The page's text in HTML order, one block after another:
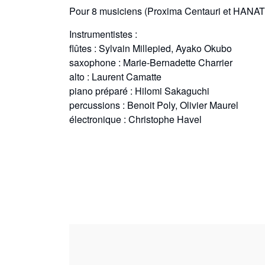
Pour 8 musiciens (Proxima Centauri et
Instrumentistes :
flûtes : Sylvain Millepied, Ayako Okubo
saxophone : Marie-Bernadette Charrier
alto : Laurent Camatte
piano préparé : Hilomi Sakaguchi
percussions : Benoit Poly, Olivier Maurel
électronique : Christophe Havel